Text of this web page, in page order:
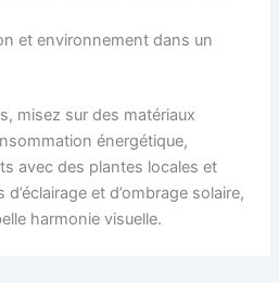
et environnement dans un
misez sur des matériaux
énergétique,
avec des plantes locales et
et d’ombrage solaire,
harmonie visuelle.